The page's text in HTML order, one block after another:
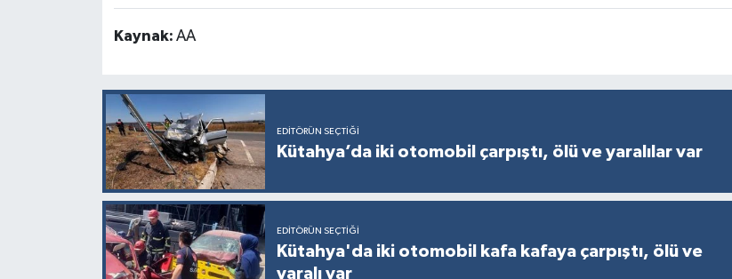
Kaynak: AA
EDITÖRÜN SEÇTIĞI
Kütahya’da iki otomobil çarpıştı, ölü ve yaralılar var
EDITÖRÜN SEÇTIĞI
Kütahya'da iki otomobil kafa kafaya çarpıştı, ölü ve
yaralı var
Resmi İlan
Rüya Tabirleri